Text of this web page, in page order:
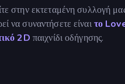
στην εκτεταμένη συλλογή
να συναντήσετε είναιτο
2D παιχνίδι οδήγησης.